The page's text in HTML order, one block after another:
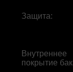
Защита:
Внутреннее
покрытие